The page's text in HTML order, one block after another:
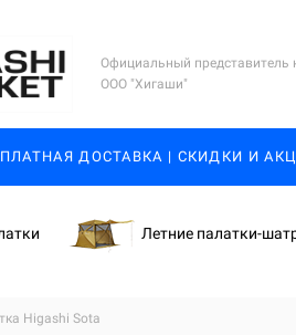
Официальный представитель
ООО "Хигаши"
ДОСТАВКА | СКИДКИ И
Летние палатки-
Higashi Sota